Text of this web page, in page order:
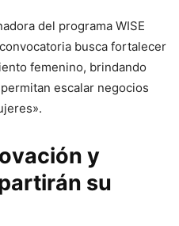
del programa WISE
busca fortalecer
femenino, brindando
escalar negocios
y
su